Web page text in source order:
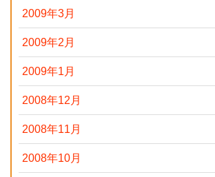
2009年3月
2009年2月
2009年1月
2008年12月
2008年11月
2008年10月